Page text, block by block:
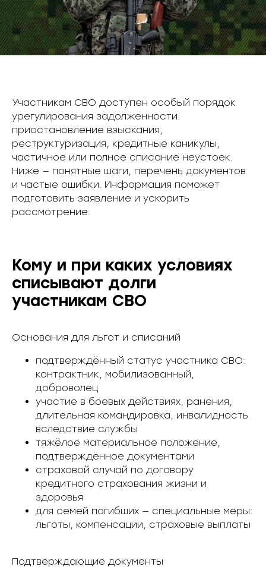
Участникам СВО доступен особый порядок
урегулирования задолженности:
приостановление взыскания,
реструктуризация, кредитные каникулы,
частичное или полное списание неустоек.
Ниже — понятные шаги, перечень документов
и частые ошибки. Информация поможет
подготовить заявление и ускорить
рассмотрение.
Кому и при каких условиях
списывают долги
участникам СВО
Основания для льгот и списаний
подтверждённый статус участника СВО:
контрактник, мобилизованный,
доброволец
участие в боевых действиях, ранения,
длительная командировка, инвалидность
вследствие службы
тяжёлое материальное положение,
подтверждённое документами
страховой случай по договору
кредитного страхования жизни и
здоровья
для семей погибших — специальные меры:
льготы, компенсации, страховые выплаты
Подтверждающие документы